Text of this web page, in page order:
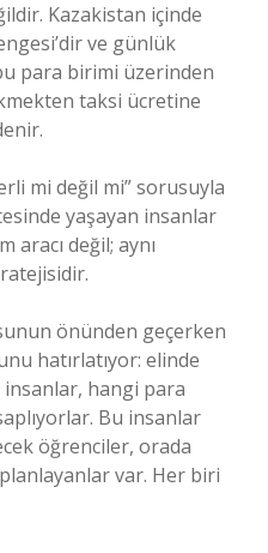
Kazakistan içinde
ve günlük
para birimi üzerinden
taksi ücretine
mi değil mi” sorusuyla
yaşayan insanlar
aracı değil; aynı
önünden geçerken
hatırlatıyor: elinde
hangi para
Bu insanlar
öğrenciler, orada
var. Her biri